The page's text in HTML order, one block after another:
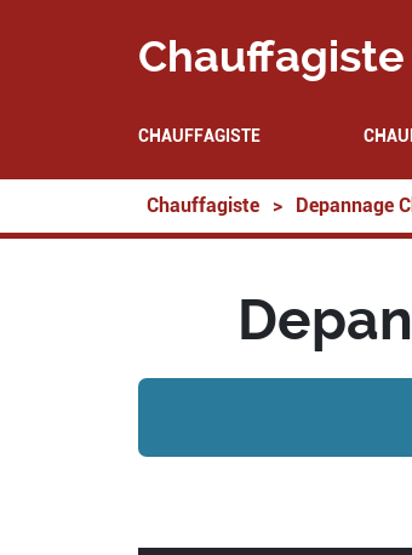
Chauffagiste
CHAUFFAGISTE
Chauffagiste > Depannage